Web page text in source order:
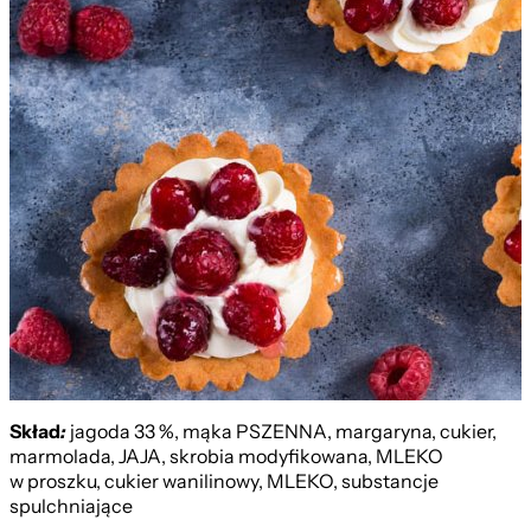
Malinowa
Skład:​jagoda 33 %, mąka PSZENNA, margaryna, cukier,
marmolada, JAJA, skrobia modyfikowana, MLEKO
w proszku, cukier wanilinowy, MLEKO, substancje
spulchniające